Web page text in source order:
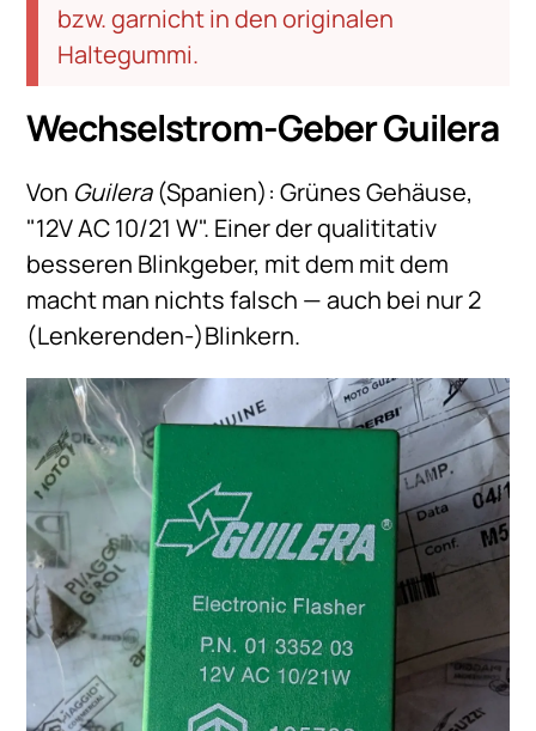
bzw. garnicht in den originalen
Haltegummi.
Wechselstrom-Geber Guilera
Von Guilera(Spanien): Grünes Gehäuse,
"12V AC 10/21 W". Einer der qualititativ
besseren Blinkgeber, mit dem mit dem
macht man nichts falsch — auch bei nur 2
(Lenkerenden-)Blinkern.